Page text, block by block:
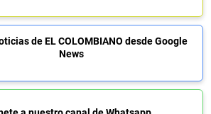
de EL COLOMBIANO desde Google
News